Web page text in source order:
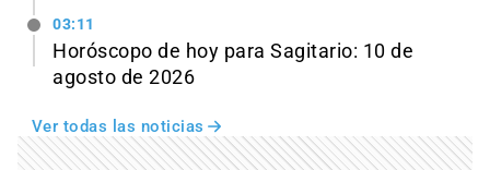
03:11
Horóscopo de hoy para Sagitario: 10 de
agosto de 2026
Ver todas las noticias